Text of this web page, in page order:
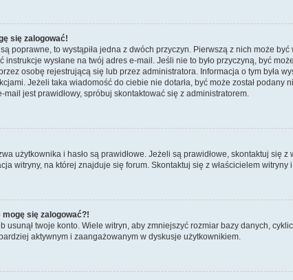
się zalogować!
poprawne, to wystąpiła jedna z dwóch przyczyn. Pierwszą z nich może
wysłane na twój adres e-mail. Jeśli nie to było przyczyną, być
osobę rejestrującą się lub przez administratora. Informacja o tym była
Jeżeli taka wiadomość do ciebie nie dotarła, być może został podany
jest prawidłowy, spróbuj skontaktować się z administratorem.
użytkownika i hasło są prawidłowe. Jeżeli są prawidłowe, skontaktuj się
witryny, na której znajduje się forum. Skontaktuj się z właścicielem
się zalogować?!
twoje konto. Wiele witryn, aby zmniejszyć rozmiar bazy danych,
aktywnym i zaangażowanym w dyskusje użytkownikiem.